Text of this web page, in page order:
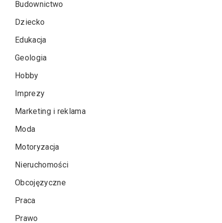
Budownictwo
Dziecko
Edukacja
Geologia
Hobby
Imprezy
Marketing i reklama
Moda
Motoryzacja
Nieruchomości
Obcojęzyczne
Praca
Prawo